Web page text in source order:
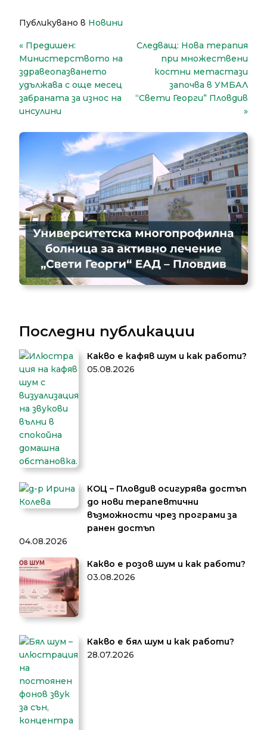
Публикувано в Новини
Навигация
Предишен:
Министерството на
здравеопазването
удължава с още месец
забраната за износ на
инсулини
Следващ: Нова терапия
при множествени
костни метастази
започва в УМБАЛ
“Свети Георги” Пловдив
Последни публикации
Какво е кафяв шум и как работи?
05.08.2026
КОЦ – Пловдив осигурява достъп
до нови терапевтични
възможности чрез програми за
ранен достъп
04.08.2026
Какво е розов шум и как работи?
03.08.2026
Какво е бял шум и как работи?
28.07.2026